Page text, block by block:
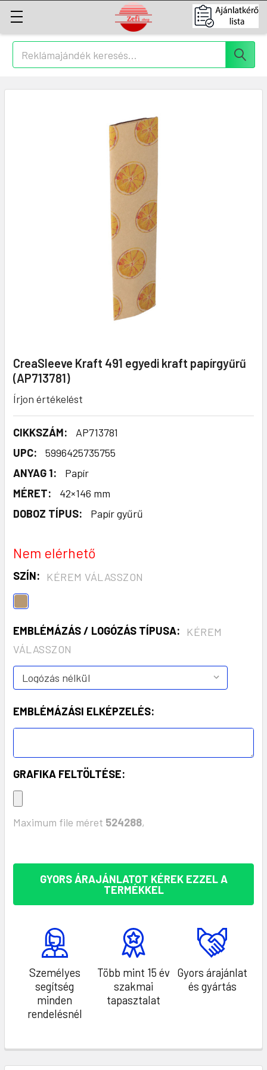
Keresés
CreaSleeve Kraft 491 egyedi kraft papírgyűrű
(AP713781)
Írjon értékelést
CIKKSZÁM:
AP713781
UPC:
5996425735755
ANYAG 1:
Papír
MÉRET:
42×146 mm
DOBOZ TÍPUS:
Papír gyűrű
Nem elérhető
SZÍN: KÉREM VÁLASSZON
EMBLÉMÁZÁS / LOGÓZÁS TÍPUSA:
KÉREM
VÁLASSZON
EMBLÉMÁZÁSI ELKÉPZELÉS:
GRAFIKA FELTÖLTÉSE:
Maximum file méret 524288,
KÉSZLET:
GYORS ÁRAJÁNLATOT KÉREK EZZEL A
TERMÉKKEL
Személyes
segítség
minden
rendelésnél
Több mint 15 év
szakmai
tapasztalat
Gyors árajánlat
és gyártás